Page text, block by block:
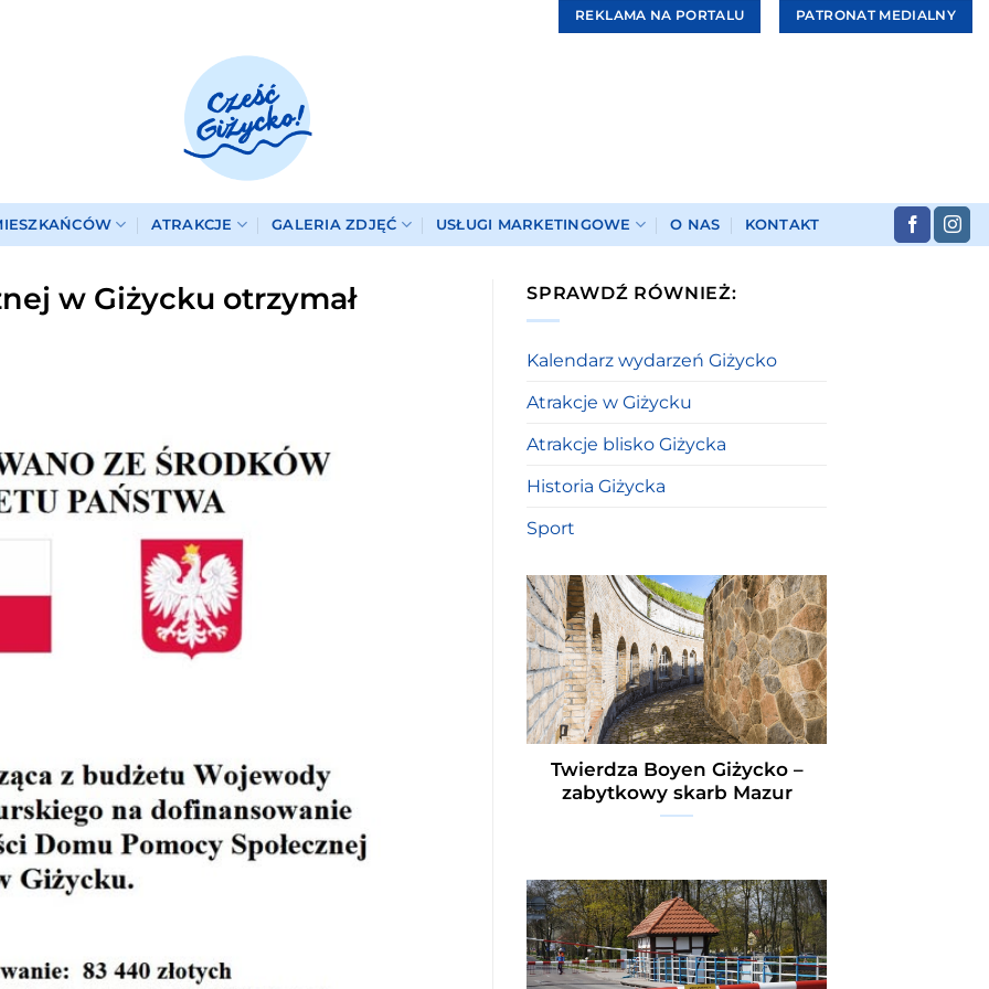
REKLAMA NA PORTALU PATRONAT MEDIALNY
ATRAKCJE GALERIA ZDJĘĆ USŁUGI MARKETINGOWE O NAS KONTAKT
w Giżycku otrzymał SPRAWDŹ RÓWNIEŻ:
Kalendarz wydarzeń Giżycko
Atrakcje w Giżycku
Atrakcje blisko Giżycka
Historia Giżycka
Sport
Twierdza Boyen Giżycko –
zabytkowy skarb Mazur